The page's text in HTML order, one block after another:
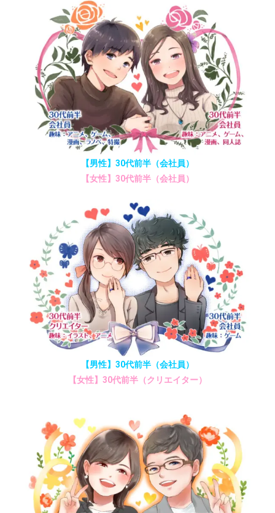
【男性】30代前半（会社員）
【女性】30代前半（会社員）
【男性】30代前半（会社員）
【女性】30代前半（クリエイター）